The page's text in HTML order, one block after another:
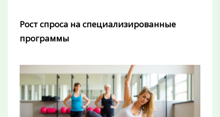
Рост спроса на специализированные
программы